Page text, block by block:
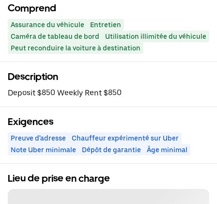
Comprend
Assurance du véhicule
Entretien
Caméra de tableau de bord
Utilisation illimitée du véhicule
Peut reconduire la voiture à destination
Description
Deposit $850 Weekly Rent $850
Exigences
Preuve d'adresse
Chauffeur expérimenté sur Uber
Note Uber minimale
Dépôt de garantie Âge minimal
Lieu de prise en charge